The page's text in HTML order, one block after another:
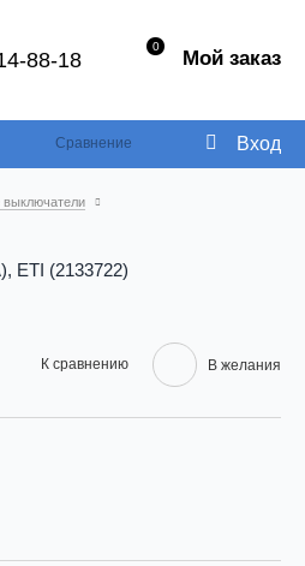
88-18
0 Мой заказ
Сравнение Вход
выключатели
ETI (2133722)
К сравнению В желания